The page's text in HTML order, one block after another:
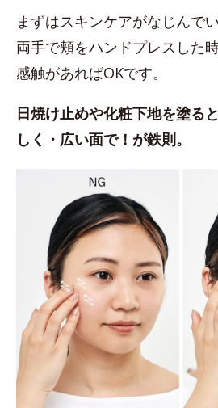
まずはスキンケアがなじんで
両手で頬をハンドプレスした
感触があればOKです。
日焼け止めや化粧下地を塗る
しく・広い面で！が鉄則。